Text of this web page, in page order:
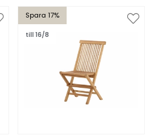
Spara 17%
till 16/8